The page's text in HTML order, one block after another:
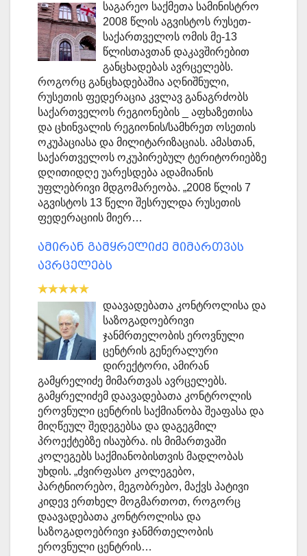
საგარეო საქმეთა სამინისტრო
2008 წლის აგვისტოს რუსეთ-
საქართველოს ომის მე-13
წლისთავთან დაკავშირებით
განცხადებას ავრცელებს.
როგორც განცხადებაშია აღნიშნული,
რუსეთის ფედერაცია კვლავ განაგრძობს
საქართველოს რეგიონების _ აფხაზეთისა
და ცხინვალის რეგიონის/სამხრეთ ოსეთის
ოკუპაციასა და მილიტარიზაციას. ამასთან,
საქართველოს ოკუპირებულ ტერიტორიებზე
დღითიდღე უარესდება ადამიანის
უფლებრივი მდგომარეობა. „2008 წლის 7
აგვისტოს 13 წელი შესრულდა რუსეთის
ფედერაციის მიერ…
ამირან გამყრელიძე მიმართვას
ავრცელებს
დაავადებათა კონტროლისა და
საზოგადოებრივი
ჯანმრთელობის ეროვნული
ცენტრის გენერალური
დირექტორი, ამირან
გამყრელიძე მიმართვას ავრცელებს.
გამყრელიძემ დაავადებათა კონტროლის
ეროვნული ცენტრის საქმიანობა შეაფასა და
მიღწეულ შედეგებსა და დაგეგმილ
პროექტებზე ისაუბრა. ის მიმართვაში
კოლეგებს საქმიანობისთვის მადლობას
უხდის. „ძვირფასო კოლეგებო,
პარტნიორებო, მეგობრებო, მაქვს პატივი
კიდევ ერთხელ მოგმართოთ, როგორც
დაავადებათა კონტროლისა და
საზოგადოებრივი ჯანმრთელობის
ეროვნული ცენტრის…